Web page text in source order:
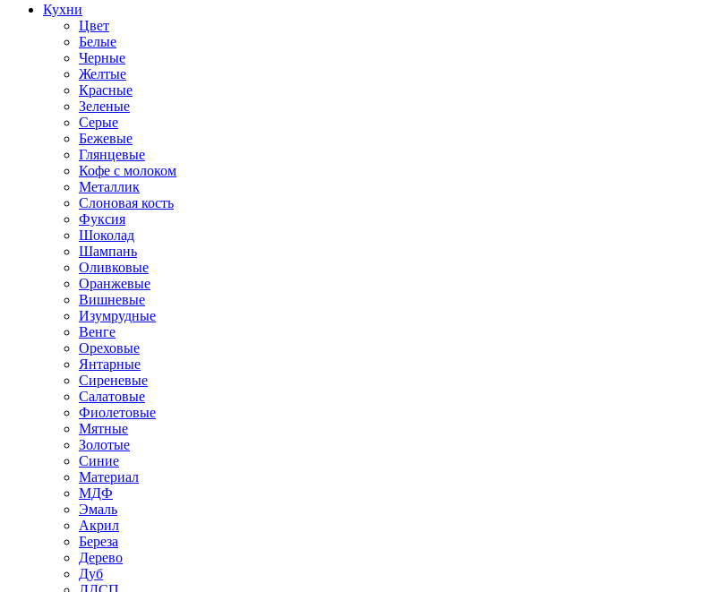
Кухни
Цвет
Белые
Черные
Желтые
Красные
Зеленые
Серые
Бежевые
Глянцевые
Кофе с молоком
Металлик
Слоновая кость
Фуксия
Шоколад
Шампань
Оливковые
Оранжевые
Вишневые
Изумрудные
Венге
Ореховые
Янтарные
Сиреневые
Салатовые
Фиолетовые
Мятные
Золотые
Синие
Материал
МДФ
Эмаль
Акрил
Береза
Дерево
Дуб